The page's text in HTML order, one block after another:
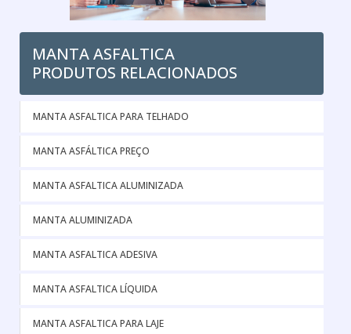
MANTA ASFALTICA
PRODUTOS RELACIONADOS
MANTA ASFALTICA PARA TELHADO
MANTA ASFÁLTICA PREÇO
MANTA ASFALTICA ALUMINIZADA
MANTA ALUMINIZADA
MANTA ASFALTICA ADESIVA
MANTA ASFALTICA LÍQUIDA
MANTA ASFALTICA PARA LAJE